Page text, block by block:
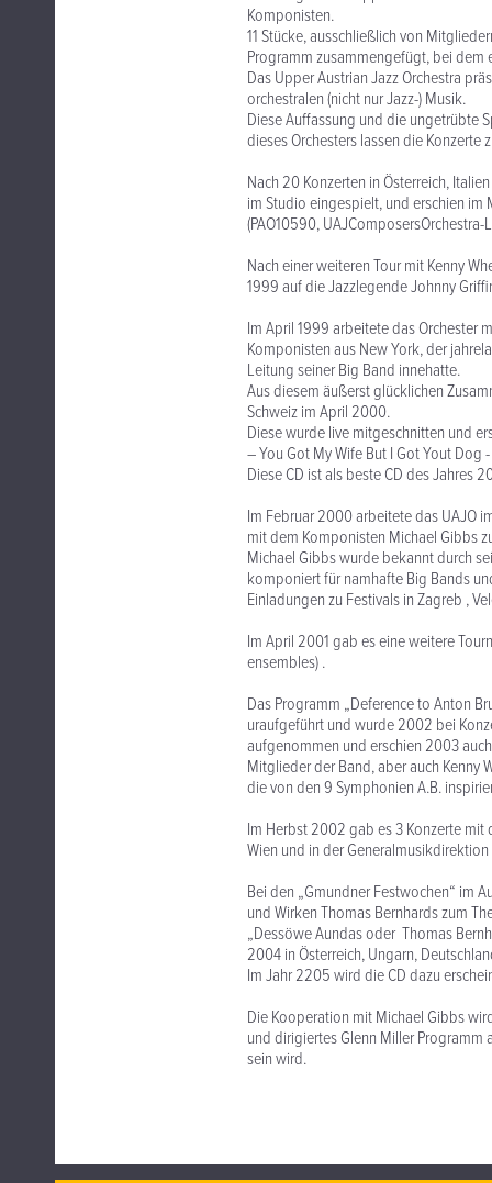
Komponisten.
11 Stücke, ausschließlich von
Programm zusammengefügt, bei dem
Das Upper Austrian Jazz Orchestra
orchestralen (nicht nur Jazz-) Musik.
Diese Auffassung und die ungetrübte
dieses Orchesters lassen die Konzerte
Nach 20 Konzerten in Österreich,
im Studio eingespielt, und erschien im
(PAO10590,
Nach einer weiteren Tour mit Kenny
1999 auf die Jazzlegende Johnny
Im April 1999 arbeitete das Orchester
Komponisten aus New York, der
Leitung seiner Big Band innehatte.
Aus diesem äußerst glücklichen
Schweiz im April 2000.
Diese wurde live mitgeschnitten und
– You Got My Wife But I Got Yout Dog
Diese CD ist als beste CD des Jahres
Im Februar 2000 arbeitete das UAJO
mit dem Komponisten Michael Gibbs
Michael Gibbs wurde bekannt durch
komponiert für namhafte Big Bands
Einladungen zu Festivals in Zagreb ,
Im April 2001 gab es eine weitere
ensembles) .
Das Programm „Deference to Anton
uraufgeführt und wurde 2002 bei
aufgenommen und erschien 2003
Mitglieder der Band, aber auch Kenny
die von den 9 Symphonien A.B.
Im Herbst 2002 gab es 3 Konzerte mit
Wien und in der Generalmusikdirektion
Bei den „Gmundner Festwochen“ im
und Wirken Thomas Bernhards zum
„Dessöwe Aundas oder Thomas
2004 in Österreich, Ungarn,
Im Jahr 2205 wird die CD dazu
Die Kooperation mit Michael Gibbs
und dirigiertes Glenn Miller Programm
sein wird.